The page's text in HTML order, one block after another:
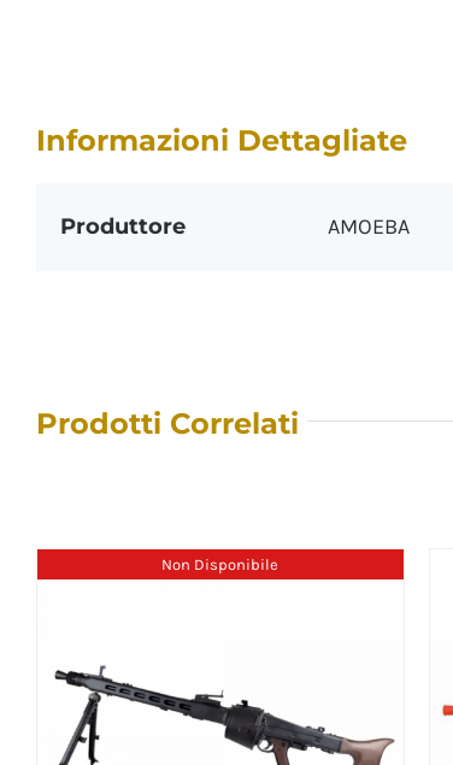
Informazioni Dettagliate
Produttore AMOEBA
Prodotti Correlati
Non Disponibile